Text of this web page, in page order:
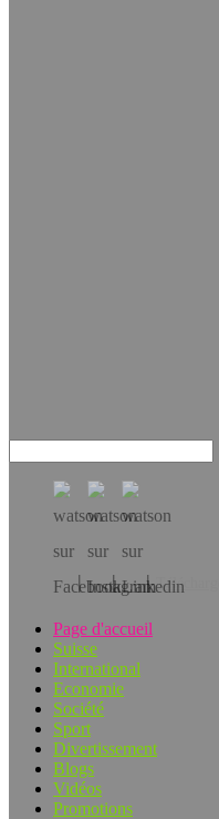
Page d'accueil
Suisse
International
Economie
Société
Sport
Divertissement
Blogs
Vidéos
Promotions